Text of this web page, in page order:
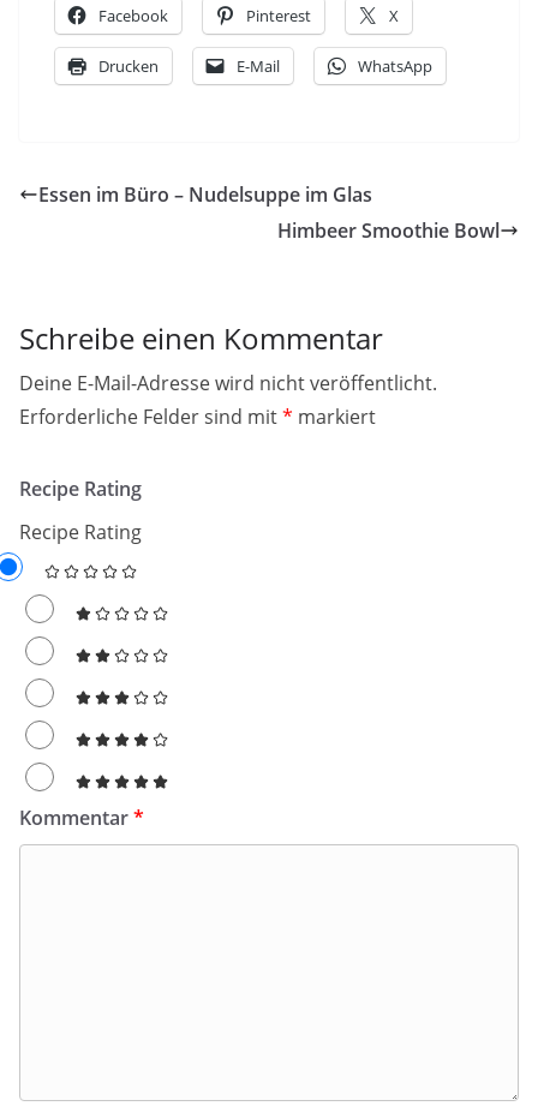
Facebook Pinterest X
Drucken E-Mail WhatsApp
Essen im Büro – Nudelsuppe im Glas
Himbeer Smoothie Bowl
Schreibe einen Kommentar
Deine E-Mail-Adresse wird nicht veröffentlicht.
Erforderliche Felder sind mit* markiert
Recipe Rating
Recipe Rating
Kommentar*